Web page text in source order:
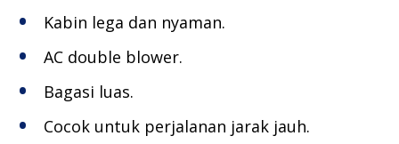
Kabin lega dan nyaman.
AC double blower.
Bagasi luas.
Cocok untuk perjalanan jarak jauh.